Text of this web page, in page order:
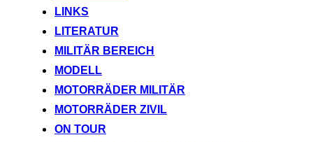
LINKS
LITERATUR
MILITÄR BEREICH
MODELL
MOTORRÄDER MILITÄR
MOTORRÄDER ZIVIL
ON TOUR